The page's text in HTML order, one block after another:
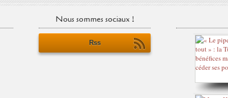
Nous sommes sociaux !
Rss